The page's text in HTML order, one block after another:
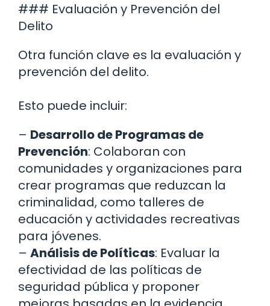
### Evaluación y Prevención del
Delito
Otra función clave es la evaluación y
prevención del delito.
Esto puede incluir:
– Desarrollo de Programas de
Prevención: Colaboran con
comunidades y organizaciones para
crear programas que reduzcan la
criminalidad, como talleres de
educación y actividades recreativas
para jóvenes.
– Análisis de Políticas: Evaluar la
efectividad de las políticas de
seguridad pública y proponer